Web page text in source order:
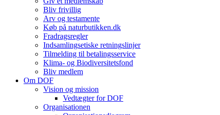
Bliv frivillig
Arv og testamente
Køb på naturbutikken.dk
Fradragsregler
Indsamlingsetiske retningslinjer
Tilmelding til betalingsservice
Klima- og Biodiversitetsfond
Bliv medlem
Om DOF
Vision og mission
Vedtægter for DOF
Organisationen